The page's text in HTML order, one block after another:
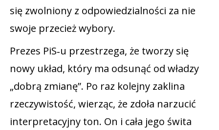
się zwolniony z odpowiedzialności za nie
swoje przecież wybory.
Prezes PiS‑u przestrzega, że tworzy się
nowy układ, który ma odsunąć od władzy
„dobrą zmianę”. Po raz kolejny zaklina
rzeczywistość, wierząc, że zdoła narzucić
interpretacyjny ton. On i cała jego świta